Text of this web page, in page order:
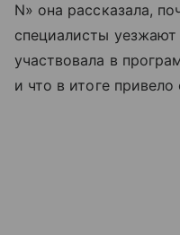
N» она рассказала,
специалисты уезжают
участвовала в
и что в итоге